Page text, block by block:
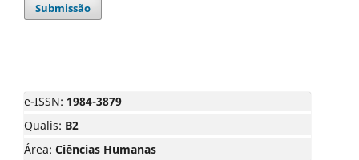
Submissão
e-ISSN: 1984-3879
Qualis: B2
Área: Ciências Humanas